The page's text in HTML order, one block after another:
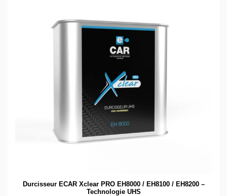
Durcisseur ECAR Xclear PRO EH8000 / EH8100 / EH8200 –
Technologie UHS